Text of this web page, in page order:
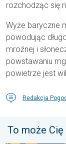
rozchodząc się
Wyże baryczne
powodując
mroźnej i
powstawaniu
powietrze jest
Redakcja
To może